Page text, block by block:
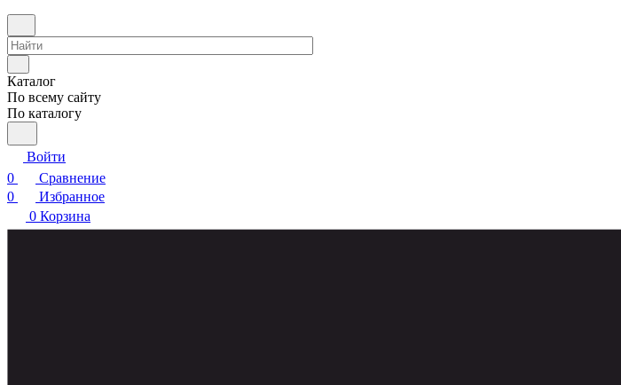
Каталог
По всему сайту
По каталогу
Войти
0
Сравнение
0
Избранное
0 Корзина